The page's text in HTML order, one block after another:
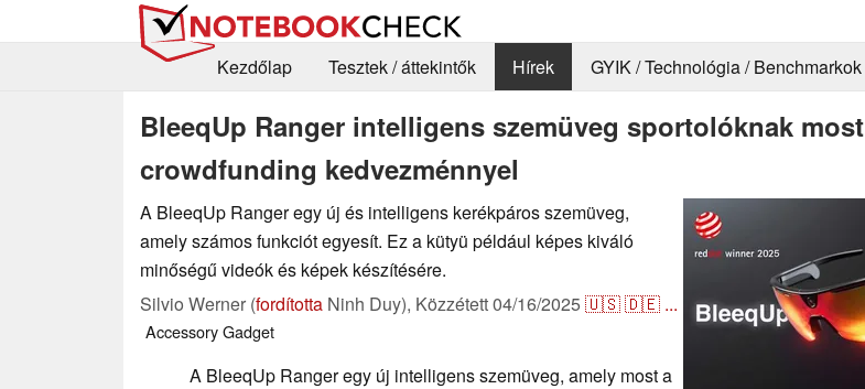
Kezdőlap
Tesztek / áttekintők Hírek GYIK / Technológia / Benchmarkok
BleeqUp Ranger intelligens szemüveg sportolóknak most
crowdfunding kedvezménnyel
A BleeqUp Ranger egy új és intelligens kerékpáros szemüveg,
amely számos funkciót egyesít. Ez a kütyü például képes kiváló
minőségű videók és képek készítésére.
Silvio Werner (fordította Ninh Duy), Közzétett04/16/2025🇺🇸🇩🇪 ...
AccessoryGadget
A BleeqUp Ranger egy új intelligens szemüveg, amely most a